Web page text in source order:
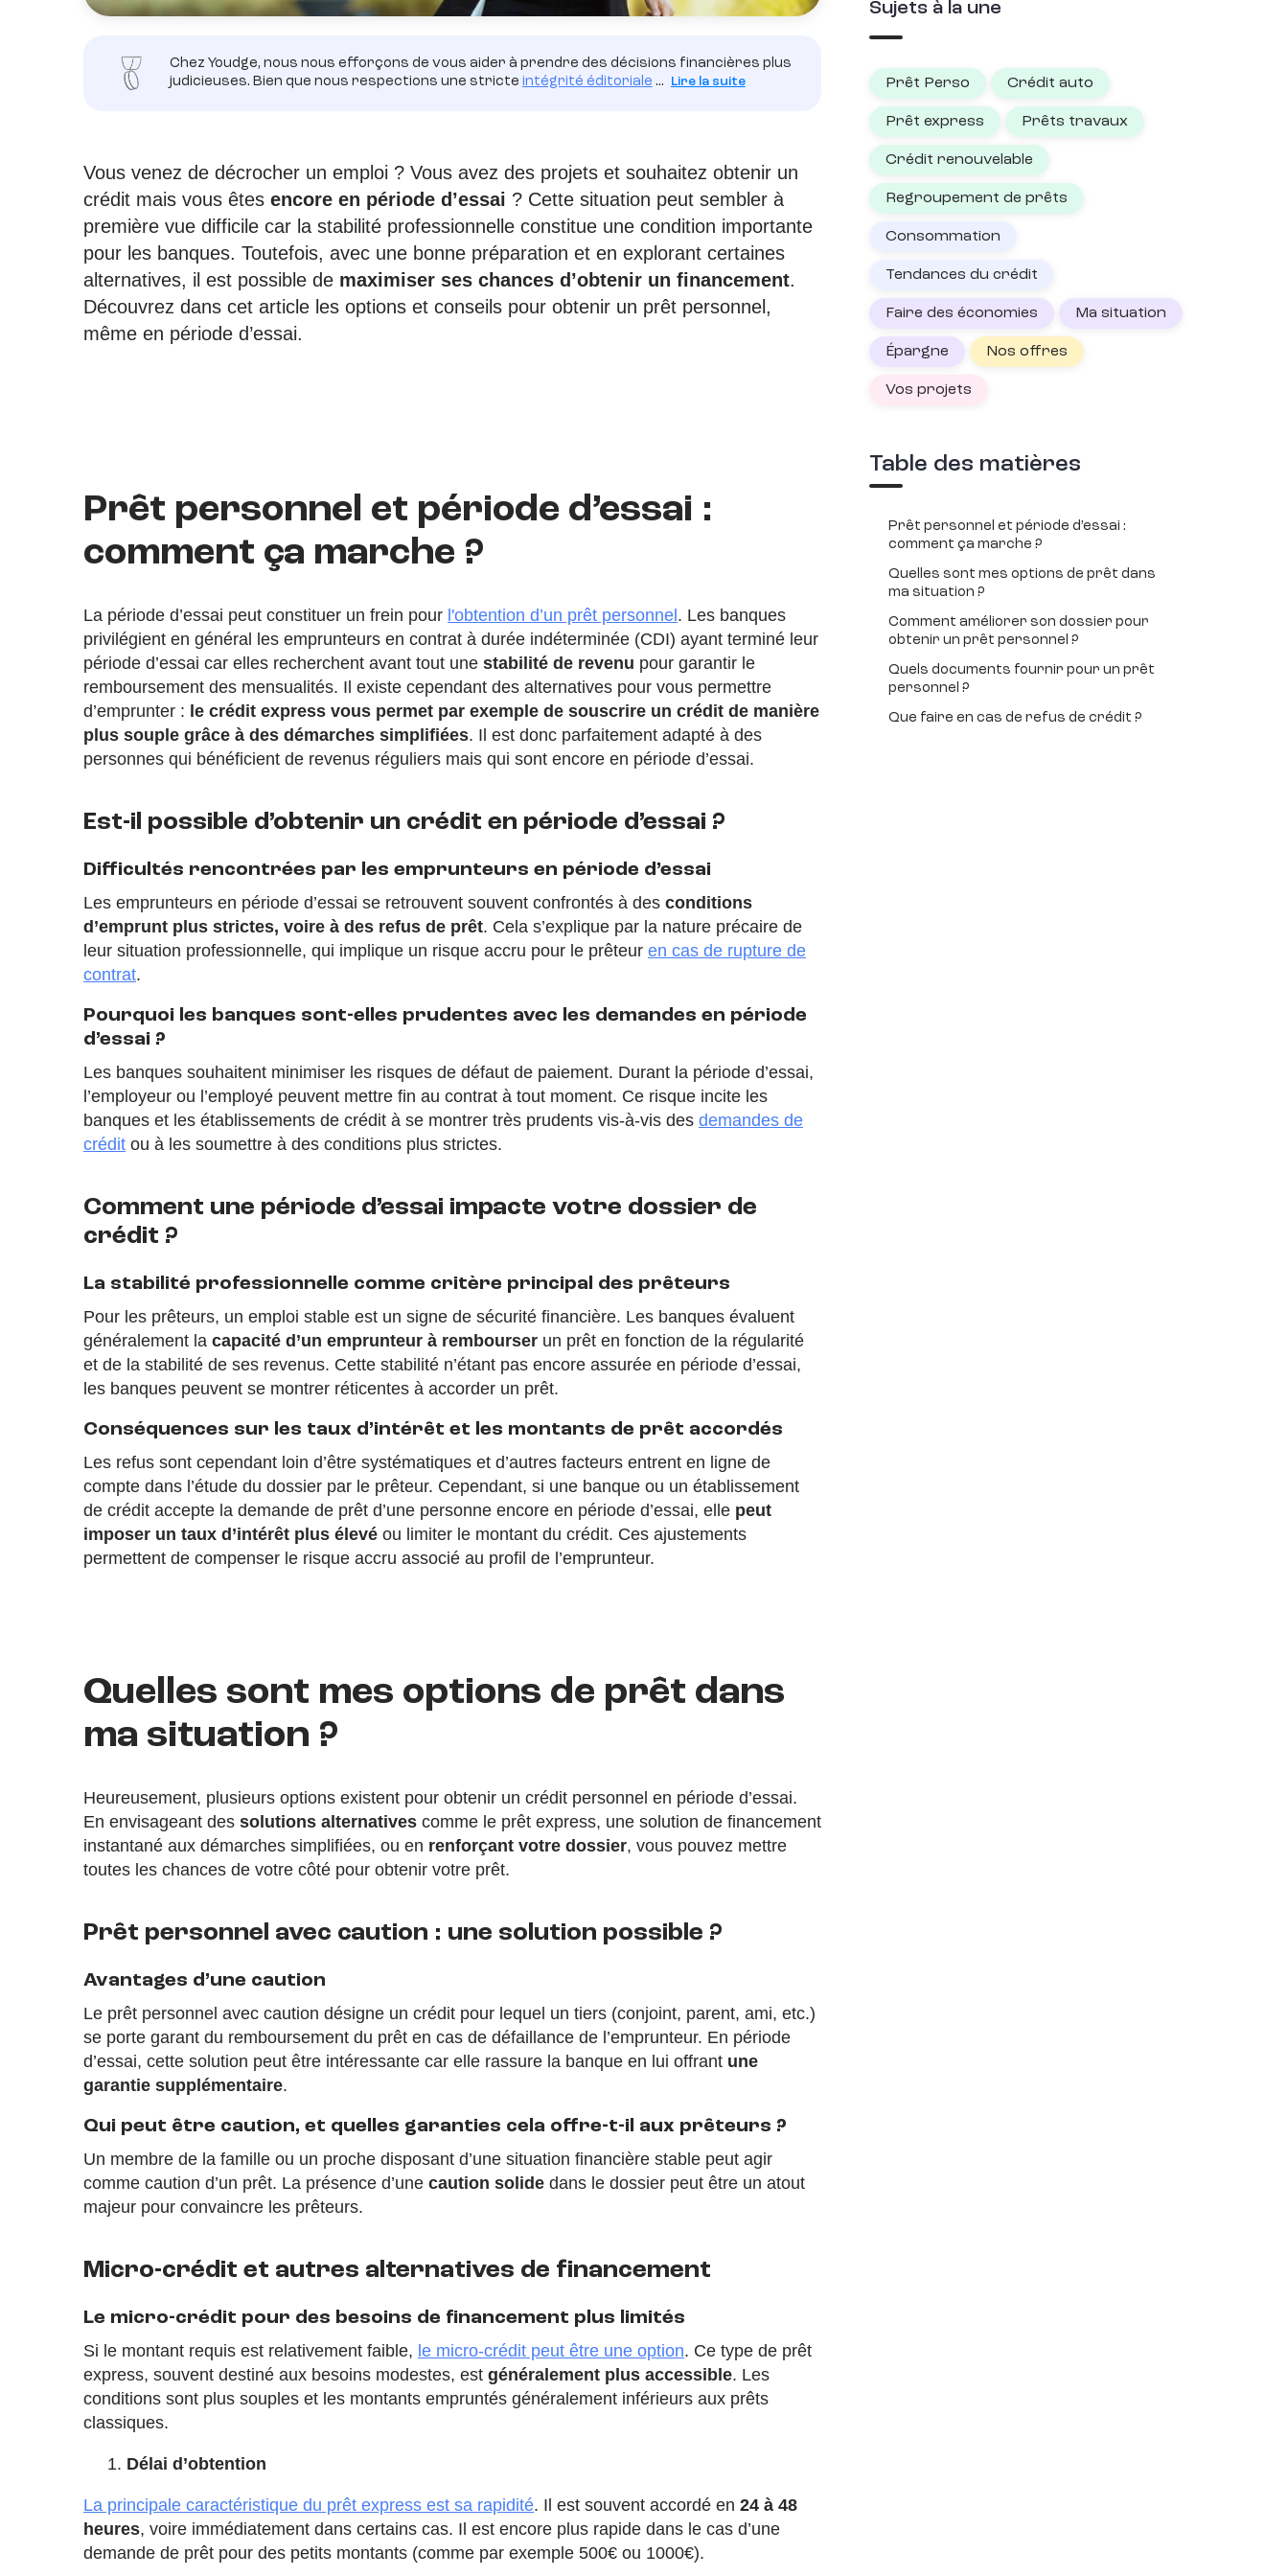
Chez Youdge, nous nous efforçons de vous aider à prendre des décisions financières plus
judicieuses. Bien que nous respections une stricte intégrité éditoriale ... Lire la suite
Vous venez de décrocher un emploi ? Vous avez des projets et souhaitez obtenir un
crédit mais vous êtes encore en période d’essai ? Cette situation peut sembler à
première vue difficile car la stabilité professionnelle constitue une condition importante
pour les banques. Toutefois, avec une bonne préparation et en explorant certaines
alternatives, il est possible de maximiser ses chances d’obtenir un financement.
Découvrez dans cet article les options et conseils pour obtenir un prêt personnel,
même en période d’essai.
Prêt personnel et période d’essai :
comment ça marche ?
La période d’essai peut constituer un frein pour l'obtention d’un prêt personnel. Les banques
privilégient en général les emprunteurs en contrat à durée indéterminée (CDI) ayant terminé leur
période d’essai car elles recherchent avant tout une stabilité de revenu pour garantir le
remboursement des mensualités. Il existe cependant des alternatives pour vous permettre
d’emprunter : le crédit express vous permet par exemple de souscrire un crédit de manière
plus souple grâce à des démarches simplifiées. Il est donc parfaitement adapté à des
personnes qui bénéficient de revenus réguliers mais qui sont encore en période d’essai.
Est-il possible d’obtenir un crédit en période d’essai ?
Difficultés rencontrées par les emprunteurs en période d’essai
Les emprunteurs en période d’essai se retrouvent souvent confrontés à des conditions
d’emprunt plus strictes, voire à des refus de prêt. Cela s’explique par la nature précaire de
leur situation professionnelle, qui implique un risque accru pour le prêteur en cas de rupture de
contrat.
Pourquoi les banques sont-elles prudentes avec les demandes en période
d’essai ?
Les banques souhaitent minimiser les risques de défaut de paiement. Durant la période d’essai,
l’employeur ou l’employé peuvent mettre fin au contrat à tout moment. Ce risque incite les
banques et les établissements de crédit à se montrer très prudents vis-à-vis des demandes de
crédit ou à les soumettre à des conditions plus strictes.
Comment une période d’essai impacte votre dossier de
crédit ?
La stabilité professionnelle comme critère principal des prêteurs
Pour les prêteurs, un emploi stable est un signe de sécurité financière. Les banques évaluent
généralement la capacité d’un emprunteur à rembourser un prêt en fonction de la régularité
et de la stabilité de ses revenus. Cette stabilité n’étant pas encore assurée en période d’essai,
les banques peuvent se montrer réticentes à accorder un prêt.
Conséquences sur les taux d’intérêt et les montants de prêt accordés
Les refus sont cependant loin d’être systématiques et d’autres facteurs entrent en ligne de
compte dans l’étude du dossier par le prêteur. Cependant, si une banque ou un établissement
de crédit accepte la demande de prêt d’une personne encore en période d’essai, elle peut
imposer un taux d’intérêt plus élevé ou limiter le montant du crédit. Ces ajustements
permettent de compenser le risque accru associé au profil de l’emprunteur.
Quelles sont mes options de prêt dans
ma situation ?
Heureusement, plusieurs options existent pour obtenir un crédit personnel en période d’essai.
En envisageant des solutions alternatives comme le prêt express, une solution de financement
instantané aux démarches simplifiées, ou en renforçant votre dossier, vous pouvez mettre
toutes les chances de votre côté pour obtenir votre prêt.
Prêt personnel avec caution : une solution possible ?
Avantages d’une caution
Le prêt personnel avec caution désigne un crédit pour lequel un tiers (conjoint, parent, ami, etc.)
se porte garant du remboursement du prêt en cas de défaillance de l’emprunteur. En période
d’essai, cette solution peut être intéressante car elle rassure la banque en lui offrant une
garantie supplémentaire.
Qui peut être caution, et quelles garanties cela offre-t-il aux prêteurs ?
Un membre de la famille ou un proche disposant d’une situation financière stable peut agir
comme caution d’un prêt. La présence d’une caution solide dans le dossier peut être un atout
majeur pour convaincre les prêteurs.
Micro-crédit et autres alternatives de financement
Le micro-crédit pour des besoins de financement plus limités
Si le montant requis est relativement faible, le micro-crédit peut être une option. Ce type de prêt
express, souvent destiné aux besoins modestes, est généralement plus accessible. Les
conditions sont plus souples et les montants empruntés généralement inférieurs aux prêts
classiques.
1. Délai d’obtention
La principale caractéristique du prêt express est sa rapidité. Il est souvent accordé en 24 à 48
heures, voire immédiatement dans certains cas. Il est encore plus rapide dans le cas d’une
demande de prêt pour des petits montants (comme par exemple 500€ ou 1000€).
Sujets à la une
Prêt Perso Crédit auto
Prêt express Prêts travaux
Crédit renouvelable
Regroupement de prêts
Consommation
Tendances du crédit
Faire des économies Ma situation
Épargne Nos offres
Vos projets
Table des matières
Prêt personnel et période d’essai :
comment ça marche ?
Quelles sont mes options de prêt dans
ma situation ?
Comment améliorer son dossier pour
obtenir un prêt personnel ?
Quels documents fournir pour un prêt
personnel ?
Que faire en cas de refus de crédit ?